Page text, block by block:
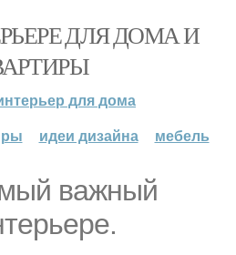
ДЛЯ ДОМА И
для дома
идеи дизайна мебель
важный